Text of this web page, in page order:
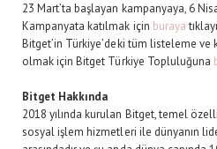
23 Mart’ta başlayan kampanyaya, 6
Kampanyata katılmak için buraya
Bitget’in Türkiye’deki tüm listeleme ve
olmak için Bitget Türkiye Topluluğuna
Bitget Hakkında
2018 yılında kurulan Bitget, temel
sosyal işlem hizmetleri ile dünyanın